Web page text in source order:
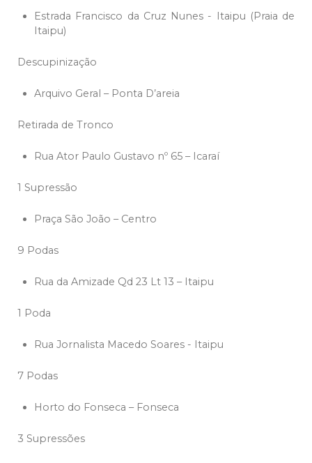
Estrada Francisco da Cruz Nunes - Itaipu (Praia de
Itaipu)
Descupinização
Arquivo Geral – Ponta D’areia
Retirada de Tronco
Rua Ator Paulo Gustavo nº 65 – Icaraí
1 Supressão
Praça São João – Centro
9 Podas
Rua da Amizade Qd 23 Lt 13 – Itaipu
1 Poda
Rua Jornalista Macedo Soares - Itaipu
7 Podas
Horto do Fonseca – Fonseca
3 Supressões